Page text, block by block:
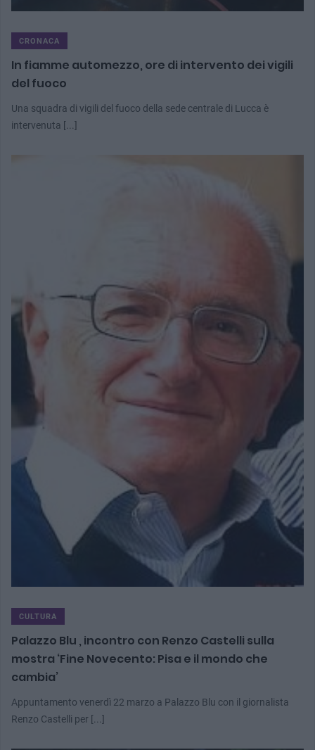
CRONACA
In fiamme automezzo, ore di intervento dei vigili
del fuoco
Una squadra di vigili del fuoco della sede centrale di Lucca è
intervenuta [...]
CULTURA
Palazzo Blu , incontro con Renzo Castelli sulla
mostra ‘Fine Novecento: Pisa e il mondo che
cambia’
Appuntamento venerdì 22 marzo a Palazzo Blu con il giornalista
Renzo Castelli per [...]